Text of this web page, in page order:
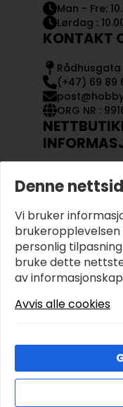
Man - Fre:
Lørdag :
KONTAKT
Rådhusgata
(+47) 69 89
ORG NR :
OM OSS
PERSONVERN
© 2026
Denne
Vi bruker
personlig
bruke dette
av
Avvis alle cookies